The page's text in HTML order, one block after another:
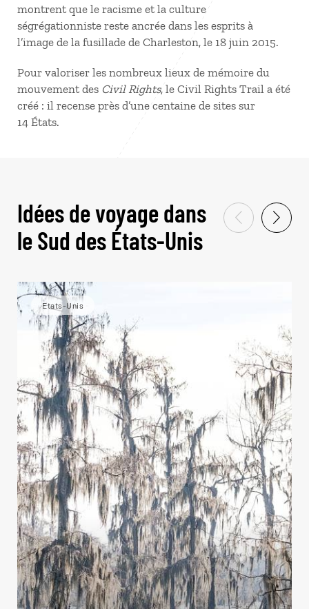
montrent que le racisme et la culture
ségrégationniste reste ancrée dans les esprits à
l’image de la fusillade de Charleston, le 18 juin 2015.
Pour valoriser les nombreux lieux de mémoire du
mouvement des Civil Rights, le Civil Rights Trail a été
créé : il recense près d’une centaine de sites sur
14 États.
Idées de voyage dans
le Sud des États-Unis
Etats-Unis